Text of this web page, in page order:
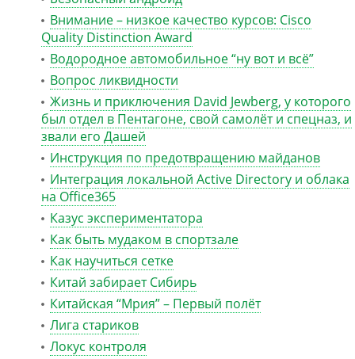
Внимание – низкое качество курсов: Cisco
Quality Distinction Award
Водородное автомобильное “ну вот и всё”
Вопрос ликвидности
Жизнь и приключения David Jewberg, у которого
был отдел в Пентагоне, свой самолёт и спецназ, и
звали его Дашей
Инструкция по предотвращению майданов
Интеграция локальной Active Directory и облака
на Office365
Казус экспериментатора
Как быть мудаком в спортзале
Как научиться сетке
Китай забирает Сибирь
Китайская “Мрия” – Первый полёт
Лига стариков
Локус контроля